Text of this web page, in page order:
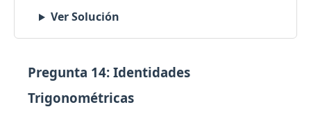
Ver Solución
Pregunta 14: Identidades
Trigonométricas